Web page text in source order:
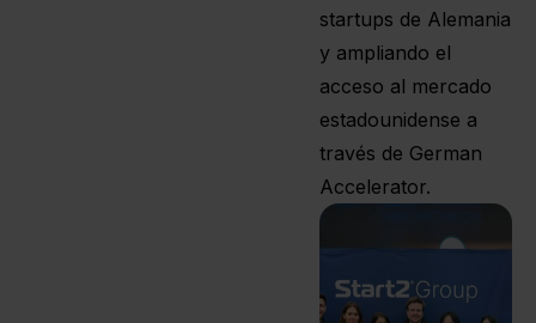
startups de Alemania
y ampliando el
acceso al mercado
estadounidense a
través de German
Accelerator.